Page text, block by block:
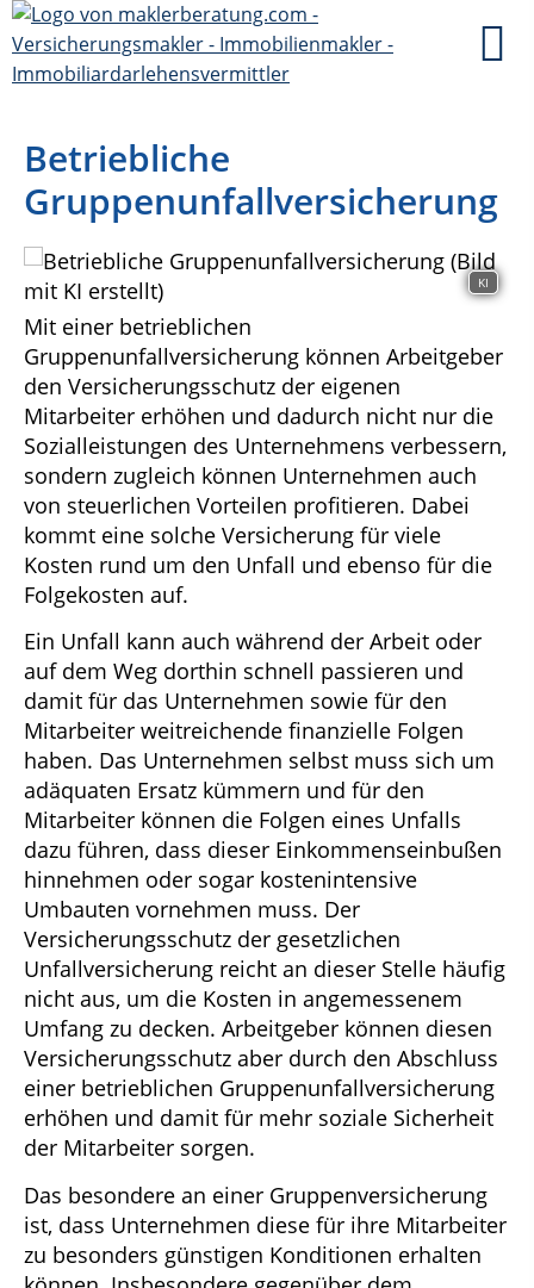
Betriebliche
Gruppenunfallversicherung
KI
Mit einer betrieblichen
Gruppenunfallversicherung können Arbeitgeber
den Versicherungsschutz der eigenen
Mitarbeiter erhöhen und dadurch nicht nur die
Sozialleistungen des Unternehmens verbessern,
sondern zugleich können Unternehmen auch
von steuerlichen Vorteilen profitieren. Dabei
kommt eine solche Versicherung für viele
Kosten rund um den Unfall und ebenso für die
Folgekosten auf.
Ein Unfall kann auch während der Arbeit oder
auf dem Weg dorthin schnell passieren und
damit für das Unternehmen sowie für den
Mitarbeiter weitreichende finanzielle Folgen
haben. Das Unternehmen selbst muss sich um
adäquaten Ersatz kümmern und für den
Mitarbeiter können die Folgen eines Unfalls
dazu führen, dass dieser Einkommenseinbußen
hinnehmen oder sogar kostenintensive
Umbauten vornehmen muss. Der
Versicherungsschutz der gesetzlichen
Unfallversicherung reicht an dieser Stelle häufig
nicht aus, um die Kosten in angemessenem
Umfang zu decken. Arbeitgeber können diesen
Versicherungsschutz aber durch den Abschluss
einer betrieblichen Gruppenunfallversicherung
erhöhen und damit für mehr soziale Sicherheit
der Mitarbeiter sorgen.
Das besondere an einer Gruppenversicherung
ist, dass Unternehmen diese für ihre Mitarbeiter
zu besonders günstigen Konditionen erhalten